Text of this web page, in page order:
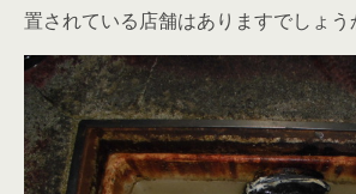
置されている店舗はありますでしょう